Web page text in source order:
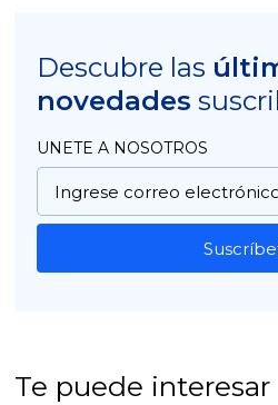
Descubre las
novedades
UNETE A NOSOTROS
Te puede interesar